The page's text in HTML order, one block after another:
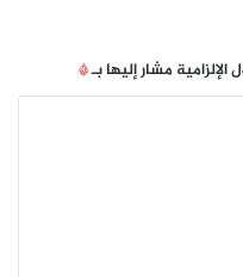
الإلزامية مشار إليها بـ*